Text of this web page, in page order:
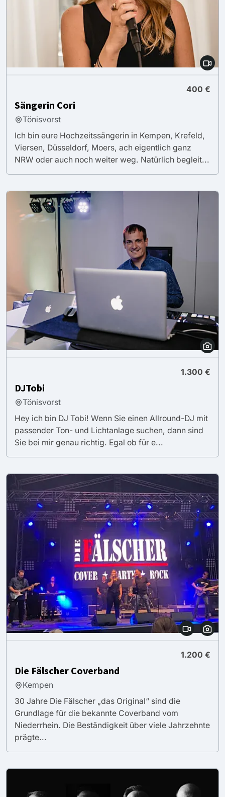
400 €
Sängerin Cori
Tönisvorst
Ich bin eure Hochzeitssängerin in Kempen, Krefeld,
Viersen, Düsseldorf, Moers, ach eigentlich ganz
NRW oder auch noch weiter weg. Natürlich begleit...
1.300 €
DJTobi
Tönisvorst
Hey ich bin DJ Tobi! Wenn Sie einen Allround-DJ mit
passender Ton- und Lichtanlage suchen, dann sind
Sie bei mir genau richtig. Egal ob für e...
1.200 €
Die Fälscher Coverband
Kempen
30 Jahre Die Fälscher „das Original“ sind die
Grundlage für die bekannte Coverband vom
Niederrhein. Die Beständigkeit über viele Jahrzehnte
prägte...